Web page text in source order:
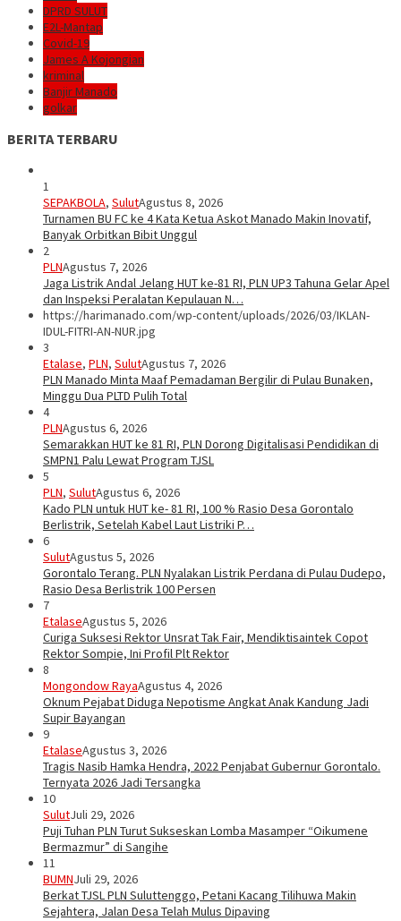
DPRD SULUT
E2L-Mantap
Covid-19
James A Kojongian
kriminal
Banjir Manado
golkar
BERITA TERBARU
1
SEPAKBOLA, SulutAgustus 8, 2026
Turnamen BU FC ke 4 Kata Ketua Askot Manado Makin Inovatif,
Banyak Orbitkan Bibit Unggul
2
PLNAgustus 7, 2026
Jaga Listrik Andal Jelang HUT ke-81 RI, PLN UP3 Tahuna Gelar Apel
dan Inspeksi Peralatan Kepulauan N…
https://harimanado.com/wp-content/uploads/2026/03/IKLAN-
IDUL-FITRI-AN-NUR.jpg
3
Etalase, PLN, SulutAgustus 7, 2026
PLN Manado Minta Maaf Pemadaman Bergilir di Pulau Bunaken,
Minggu Dua PLTD Pulih Total
4
PLNAgustus 6, 2026
Semarakkan HUT ke 81 RI, PLN Dorong Digitalisasi Pendidikan di
SMPN1 Palu Lewat Program TJSL
5
PLN, SulutAgustus 6, 2026
Kado PLN untuk HUT ke- 81 RI, 100 % Rasio Desa Gorontalo
Berlistrik, Setelah Kabel Laut Listriki P…
6
SulutAgustus 5, 2026
Gorontalo Terang. PLN Nyalakan Listrik Perdana di Pulau Dudepo,
Rasio Desa Berlistrik 100 Persen
7
EtalaseAgustus 5, 2026
Curiga Suksesi Rektor Unsrat Tak Fair, Mendiktisaintek Copot
Rektor Sompie, Ini Profil Plt Rektor
8
Mongondow RayaAgustus 4, 2026
Oknum Pejabat Diduga Nepotisme Angkat Anak Kandung Jadi
Supir Bayangan
9
EtalaseAgustus 3, 2026
Tragis Nasib Hamka Hendra, 2022 Penjabat Gubernur Gorontalo.
Ternyata 2026 Jadi Tersangka
10
SulutJuli 29, 2026
Puji Tuhan PLN Turut Sukseskan Lomba Masamper “Oikumene
Bermazmur” di Sangihe
11
BUMNJuli 29, 2026
Berkat TJSL PLN Suluttenggo, Petani Kacang Tilihuwa Makin
Sejahtera, Jalan Desa Telah Mulus Dipaving